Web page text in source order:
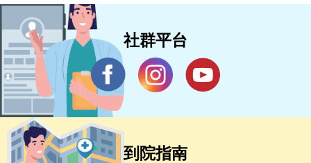
社群平台
到院指南